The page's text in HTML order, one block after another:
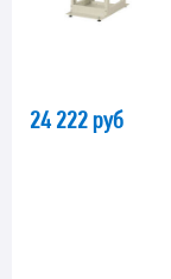
24 222 руб